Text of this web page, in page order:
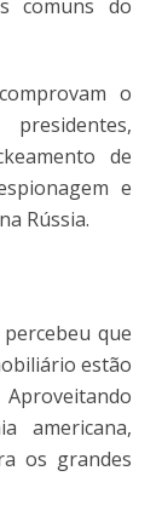
comuns do
o
de
e
Rússia.
que
estão
americana,
os grandes